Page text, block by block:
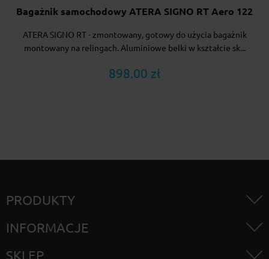
Bagażnik samochodowy ATERA SIGNO RT Aero 122
ATERA SIGNO RT - zmontowany, gotowy do użycia bagażnik
montowany na relingach. Aluminiowe belki w kształcie sk...
898.00 zł
PRODUKTY
INFORMACJE
SKLEP